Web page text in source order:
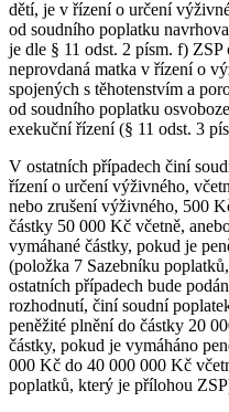
dětí, je v řízení o určení
od soudního poplatku
je dle § 11 odst. 2 písm. f)
neprovdaná matka v řízení o
spojených s těhotenstvím a
od soudního poplatku
exekuční řízení (§ 11 odst. 3
V ostatních případech činí
řízení o určení výživného,
nebo zrušení výživného, 500
částky 50 000 Kč včetně,
vymáhané částky, pokud je
(položka 7 Sazebníku
ostatních případech bude
rozhodnutí, činí soudní
peněžité plnění do částky 20
částky, pokud je vymáháno
000 Kč do 40 000 000 Kč
poplatků, který je přílohou